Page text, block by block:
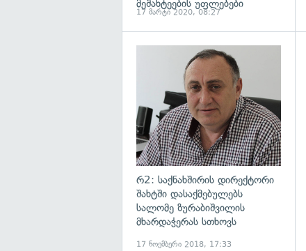
მეშახტეების უფლებები
17 მარტი 2020, 08:27
რ2: საქნახშირის დირექტორი
შახტში დასაქმებულებს
სალომე ზურაბიშვილის
მხარდაჭერას სთხოვს
17 ნოემბერი 2018, 17:33